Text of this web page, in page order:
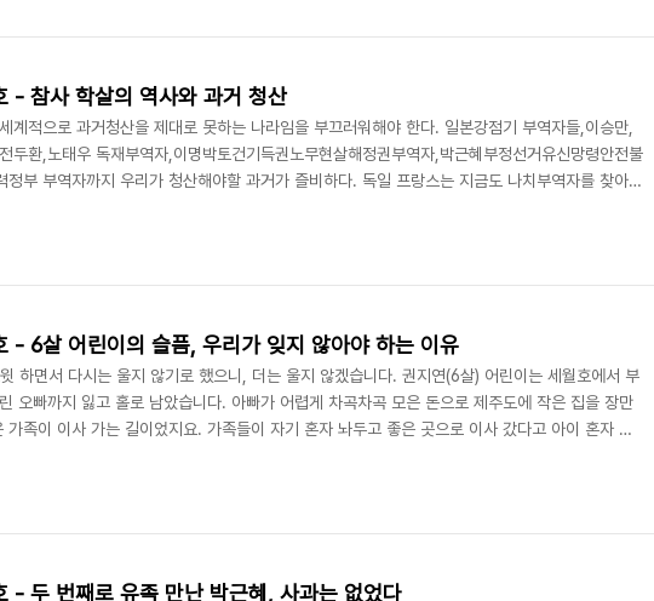
- 참사 학살의 역사와 과거 청산
계적으로 과거청산을 제대로 못하는 나라임을 부끄러워해야 한다. 일본강점기 부역자들,이승만,
두환,노태우 독재부역자,이명박토건기득권노무현살해정권부역자,박근혜부정선거유신망령안전불
정부 부역자까지 우리가 청산해야할 과거가 즐비하다. 독일 프랑스는 지금도 나치부역자를 찾아서
탈당한 기간이 고작 4년이다. 심지어 가해자인 일본조차도 A급전범 몇명을 사형시킨바 있다. 우리
혜택을 입은 자들은 지금도 위세 등등하다. 세월호 참사 학살이 왜 일어났을까. 반민특위 와해와
- 6살 어린이의 슬픔, 우리가 잊지 않아야 하는 이유
하면서 다시는 울지 않기로 했으니, 더는 울지 않겠습니다. 권지연(6살) 어린이는 세월호에서 부
오빠까지 잃고 홀로 남았습니다. 아빠가 어렵게 차곡차곡 모은 돈으로 제주도에 작은 집을 장만
가족이 이사 가는 길이었지요. 가족들이 자기 혼자 놔두고 좋은 곳으로 이사 갔다고 아이 혼자 울
할 이유입니다. 다문화 가정 2세인 이 아이의 베트남인 엄마(한국 이름 한윤지)는 4월 23일 차가운
혁규 군을 애타게 찾고 있습니다. 권지연 양의 오빠 권혁규 군은 본인..
- 두 번째로 유족 만난 박근혜, 사과는 없었다